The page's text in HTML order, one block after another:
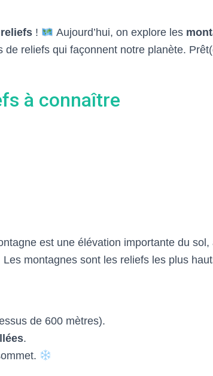
reliefs ! Aujourd’hui, on explore les
de reliefs qui façonnent notre planète.
à connaître
est une élévation importante du sol,
montagnes sont les reliefs les plus
de 600 mètres).
.